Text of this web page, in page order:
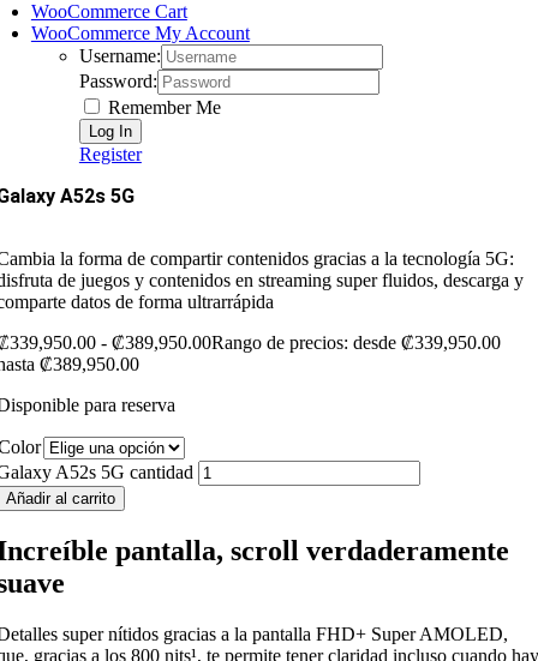
WooCommerce Cart
WooCommerce My Account
Username:
Password:
Remember Me
Register
A52s 5G
la forma de compartir contenidos gracias a la tecnología 5G:
de juegos y contenidos en streaming super fluidos, descarga y
datos de forma ultrarrápida
339,950.00 - ₡389,950.00Rango de precios: desde ₡339,950.00
₡389,950.00
para reserva
A52s 5G cantidad
Añadir al carrito
pantalla, scroll verdaderamente
super nítidos gracias a la pantalla FHD+ Super AMOLED,
gracias a los 800 nits¹, te permite tener claridad incluso cuando